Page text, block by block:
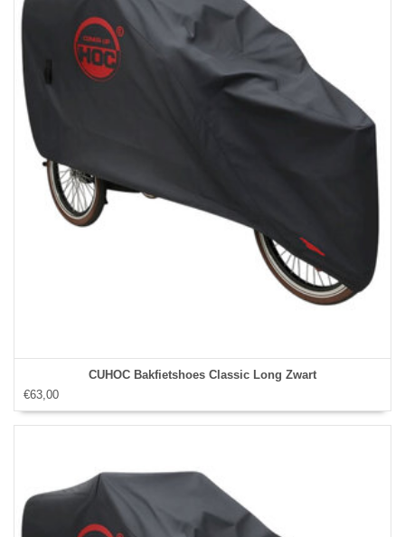
CUHOC Bakfietshoes Classic Long Zwart
€63,00